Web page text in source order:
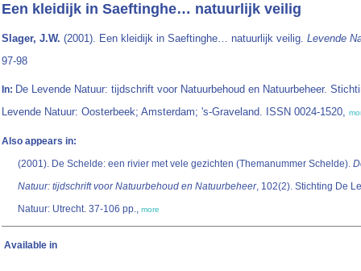
Een kleidijk in Saeftinghe… natuurlijk veilig
Slager, J.W. (2001). Een kleidijk in Saeftinghe… natuurlijk veilig. Levende
97-98
In: De Levende Natuur: tijdschrift voor Natuurbehoud en Natuurbeheer.
Levende Natuur: Oosterbeek; Amsterdam; 's-Graveland. ISSN 0024-1520,
Also appears in:
(2001). De Schelde: een rivier met vele gezichten (Themanummer Schelde).
Natuur: tijdschrift voor Natuurbehoud en Natuurbeheer, 102(2). Stichting De
Natuur: Utrecht. 37-106 pp., more
Available in